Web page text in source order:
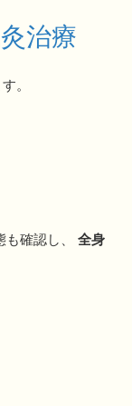
治療
。
も確認し、 全身